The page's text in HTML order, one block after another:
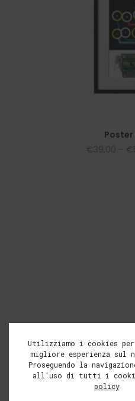
€39,00 – €
Utilizziamo i cookies
migliore esperienza sul
Proseguendo la
all'uso di tutti i
policy